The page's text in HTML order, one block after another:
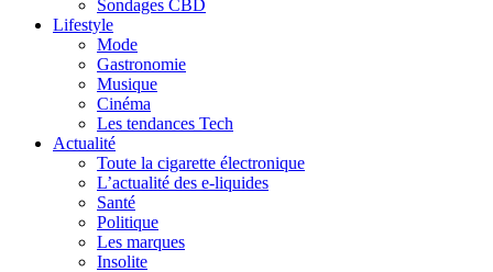
Sondages CBD
Lifestyle
Mode
Gastronomie
Musique
Cinéma
Les tendances Tech
Actualité
Toute la cigarette électronique
L’actualité des e-liquides
Santé
Politique
Les marques
Insolite